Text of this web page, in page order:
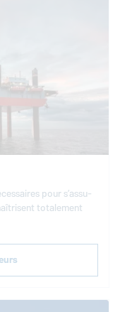
pour s’as­su­
to­ta­le­ment